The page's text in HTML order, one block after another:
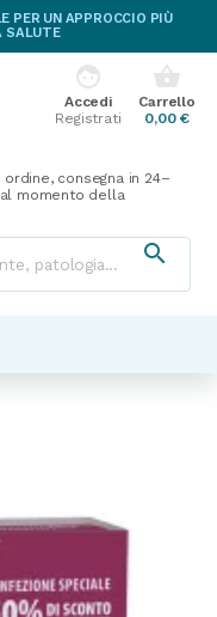
PER UN APPROCCIO PIÙ
SALUTE
shopping_basket
Carrello
0,00 €
face
Accedi
Registrati
consegna in 24–
momento della
